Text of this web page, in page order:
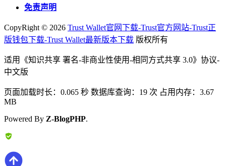
免责声明
CopyRight © 2026 Trust Wallet官网下载-Trust官方网站-Trust正
版钱包下载-Trust Wallet最新版本下载 版权所有
适用《知识共享 署名-非商业性使用-相同方式共享 3.0》协议-
中文版
页面加载时长：0.065 秒 数据库查询：19 次 占用内存：3.67
MB
Powered By Z-BlogPHP.